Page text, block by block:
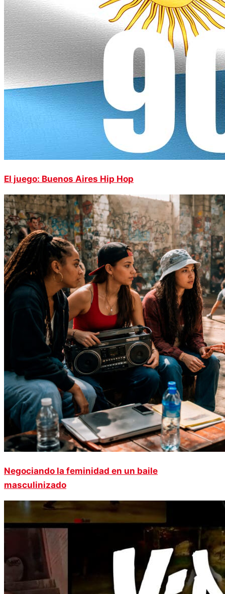
El juego: Buenos Aires Hip Hop
Negociando la feminidad en un baile
masculinizado